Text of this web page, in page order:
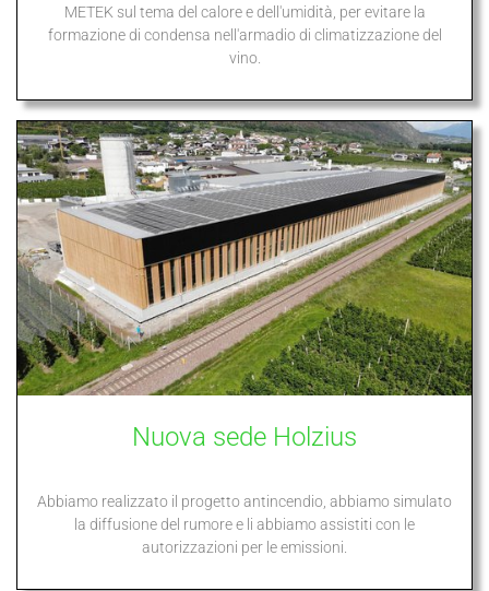
METEK sul tema del calore e dell'umidità, per evitare la
formazione di condensa nell'armadio di climatizzazione del
vino.
Nuova sede Holzius
Abbiamo realizzato il progetto antincendio, abbiamo simulato
la diffusione del rumore e li abbiamo assistiti con le
autorizzazioni per le emissioni.